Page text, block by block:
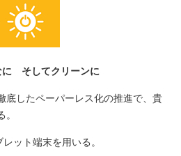
に そしてクリーンに
底したペーパーレス化の推進で、貴
ット端末を用いる。